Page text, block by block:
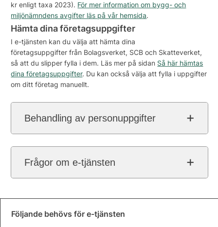
kr enligt taxa 2023). För mer information om bygg- och
miljönämndens avgifter läs på vår hemsida.
Hämta dina företagsuppgifter
I e-tjänsten kan du välja att hämta dina
företagsuppgifter från Bolagsverket, SCB och Skatteverket,
så att du slipper fylla i dem. Läs mer på sidan Så här hämtas
dina företagsuppgifter. Du kan också välja att fylla i uppgifter
om ditt företag manuellt.
Behandling av personuppgifter
Frågor om e-tjänsten
Följande behövs för e-tjänsten